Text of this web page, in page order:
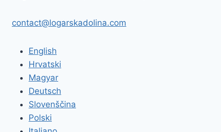
contact@logarskadolina.com
English
Hrvatski
Magyar
Deutsch
Slovenščina
Polski